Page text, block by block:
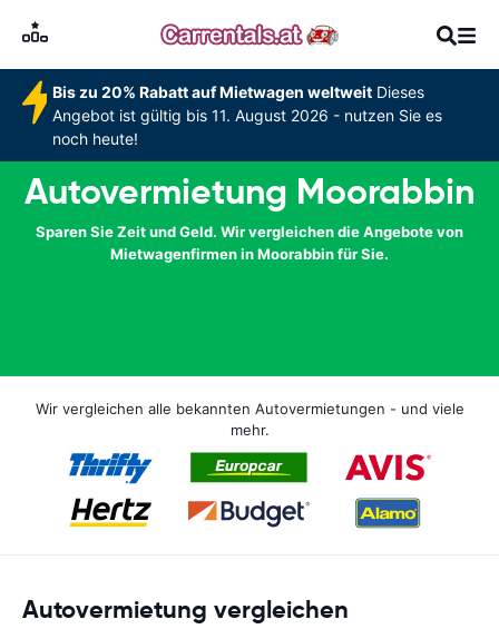
Bis zu 20% Rabatt auf Mietwagen weltweitDieses
Angebot ist gültig bis 11. August 2026 - nutzen Sie es
noch heute!
Autovermietung Moorabbin
Sparen Sie Zeit und Geld. Wir vergleichen die Angebote von
Mietwagenfirmen in Moorabbin für Sie.
Wir vergleichen alle bekannten Autovermietungen - und viele
mehr.
Autovermietung vergleichen